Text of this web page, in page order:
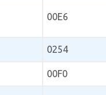
00E6
0254
00F0